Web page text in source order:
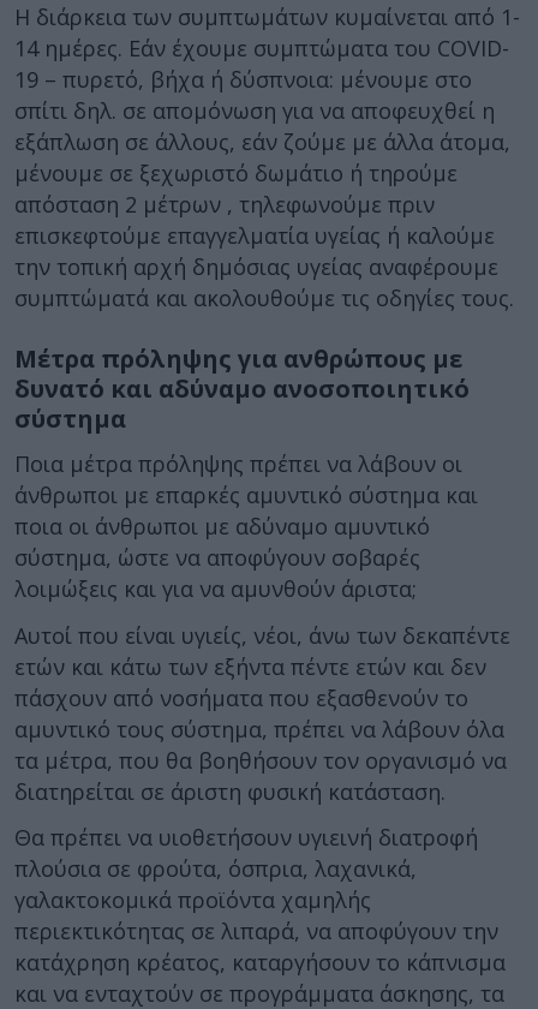
Η διάρκεια των συμπτωμάτων κυμαίνεται από 1-
14 ημέρες. Εάν έχουμε συμπτώματα του COVID-
19 – πυρετό, βήχα ή δύσπνοια: μένουμε στο
σπίτι δηλ. σε απομόνωση για να αποφευχθεί η
εξάπλωση σε άλλους, εάν ζούμε με άλλα άτομα,
μένουμε σε ξεχωριστό δωμάτιο ή τηρούμε
απόσταση 2 μέτρων , τηλεφωνούμε πριν
επισκεφτούμε επαγγελματία υγείας ή καλούμε
την τοπική αρχή δημόσιας υγείας αναφέρουμε
συμπτώματά και ακολουθούμε τις οδηγίες τους.
Μέτρα πρόληψης για ανθρώπους με
δυνατό και αδύναμο ανοσοποιητικό
σύστημα
Ποια μέτρα πρόληψης πρέπει να λάβουν οι
άνθρωποι με επαρκές αμυντικό σύστημα και
ποια οι άνθρωποι με αδύναμο αμυντικό
σύστημα, ώστε να αποφύγουν σοβαρές
λοιμώξεις και για να αμυνθούν άριστα;
Αυτοί που είναι υγιείς, νέοι, άνω των δεκαπέντε
ετών και κάτω των εξήντα πέντε ετών και δεν
πάσχουν από νοσήματα που εξασθενούν το
αμυντικό τους σύστημα, πρέπει να λάβουν όλα
τα μέτρα, που θα βοηθήσουν τον οργανισμό να
διατηρείται σε άριστη φυσική κατάσταση.
Θα πρέπει να υιοθετήσουν υγιεινή διατροφή
πλούσια σε φρούτα, όσπρια, λαχανικά,
γαλακτοκομικά προϊόντα χαμηλής
περιεκτικότητας σε λιπαρά, να αποφύγουν την
κατάχρηση κρέατος, καταργήσουν το κάπνισμα
και να ενταχτούν σε προγράμματα άσκησης, τα